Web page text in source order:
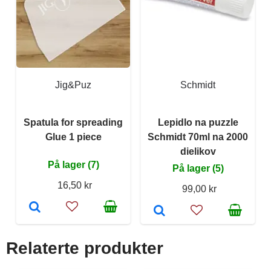
Jig&Puz
Spatula for spreading
Glue 1 piece
På lager (7)
16,50 kr
Schmidt
Lepidlo na puzzle
Schmidt 70ml na 2000
dielikov
På lager (5)
99,00 kr
Relaterte produkter